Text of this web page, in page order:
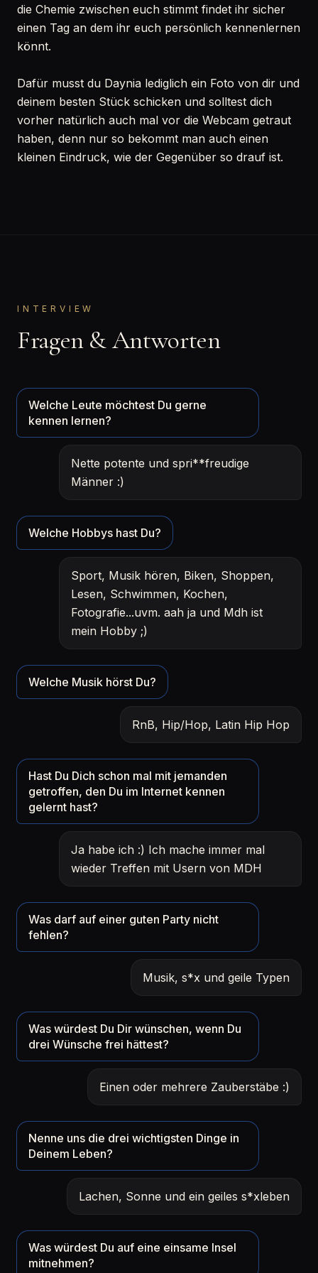
die Chemie zwischen euch stimmt findet ihr sicher
einen Tag an dem ihr euch persönlich kennenlernen
könnt.
Dafür musst du Daynia lediglich ein Foto von dir und
deinem besten Stück schicken und solltest dich
vorher natürlich auch mal vor die Webcam getraut
haben, denn nur so bekommt man auch einen
kleinen Eindruck, wie der Gegenüber so drauf ist.
INTERVIEW
Fragen & Antworten
Welche Leute möchtest Du gerne
kennen lernen?
Nette potente und spri**freudige
Männer :)
Welche Hobbys hast Du?
Sport, Musik hören, Biken, Shoppen,
Lesen, Schwimmen, Kochen,
Fotografie...uvm. aah ja und Mdh ist
mein Hobby ;)
Welche Musik hörst Du?
RnB, Hip/Hop, Latin Hip Hop
Hast Du Dich schon mal mit jemanden
getroffen, den Du im Internet kennen
gelernt hast?
Ja habe ich :) Ich mache immer mal
wieder Treffen mit Usern von MDH
Was darf auf einer guten Party nicht
fehlen?
Musik, s*x und geile Typen
Was würdest Du Dir wünschen, wenn Du
drei Wünsche frei hättest?
Einen oder mehrere Zauberstäbe :)
Nenne uns die drei wichtigsten Dinge in
Deinem Leben?
Lachen, Sonne und ein geiles s*xleben
Was würdest Du auf eine einsame Insel
mitnehmen?